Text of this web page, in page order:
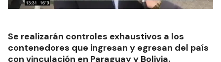
Se realizarán controles exhaustivos a los
contenedores que ingresan y egresan del país
con vinculación en Paraguay y Bolivia.